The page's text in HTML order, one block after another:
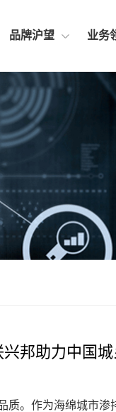
品牌沪望 业务
邦助力中国
质。作为海绵城市